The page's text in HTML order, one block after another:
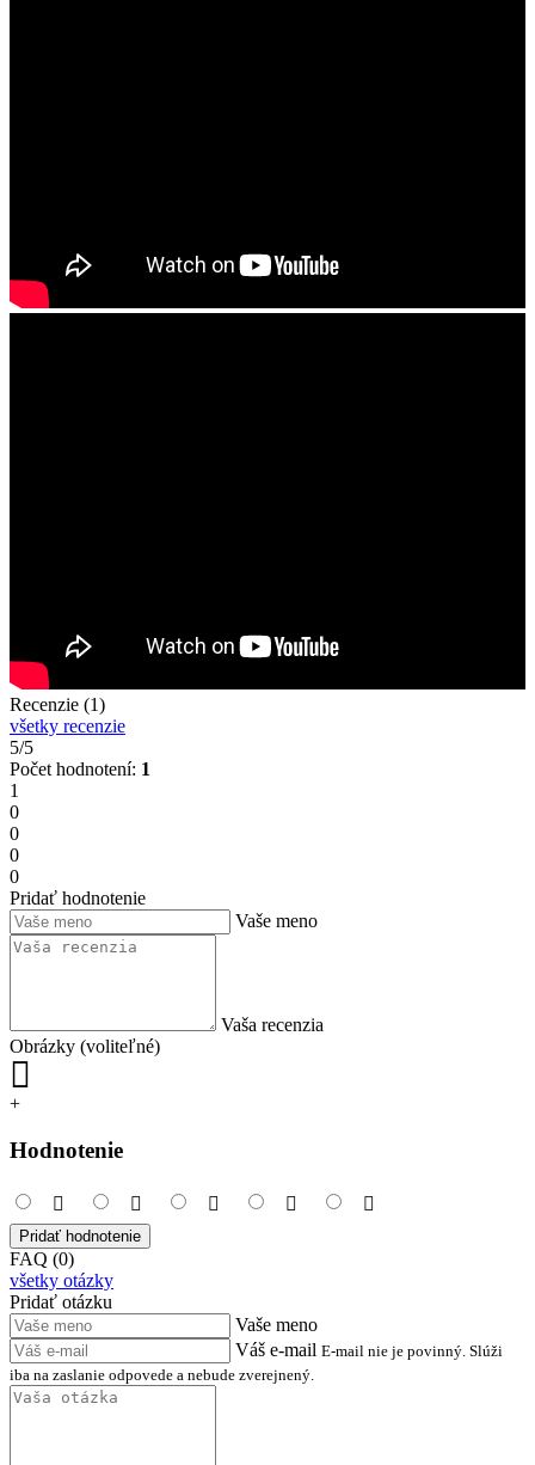
Recenzie (1)
všetky recenzie
5/5
Počet hodnotení: 1
1
0
0
0
0
Pridať hodnotenie
Vaše meno
Vaša recenzia
Obrázky (voliteľné)
+
Hodnotenie
Pridať hodnotenie
FAQ (0)
všetky otázky
Pridať otázku
Vaše meno
Váš e-mail E-mail nie je povinný. Slúži
iba na zaslanie odpovede a nebude zverejnený.